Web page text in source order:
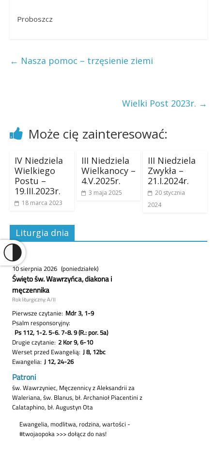
Proboszcz
← Nasza pomoc – trzęsienie ziemi
Wielki Post 2023r. →
Może cię zainteresować:
IV Niedziela
Wielkiego
Postu –
19.III.2023r.
18 marca 2023
III Niedziela
Wielkanocy –
4.V.2025r.
3 maja 2025
III Niedziela
Zwykła –
21.I.2024r.
20 stycznia
2024
Liturgia dnia